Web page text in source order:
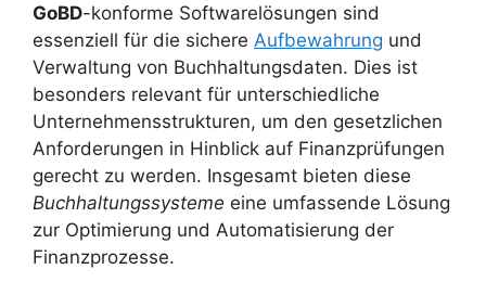
GoBD-konforme Softwarelösungen sind
essenziell für die sichere Aufbewahrung und
Verwaltung von Buchhaltungsdaten. Dies ist
besonders relevant für unterschiedliche
Unternehmensstrukturen, um den gesetzlichen
Anforderungen in Hinblick auf Finanzprüfungen
gerecht zu werden. Insgesamt bieten diese
Buchhaltungssysteme eine umfassende Lösung
zur Optimierung und Automatisierung der
Finanzprozesse.